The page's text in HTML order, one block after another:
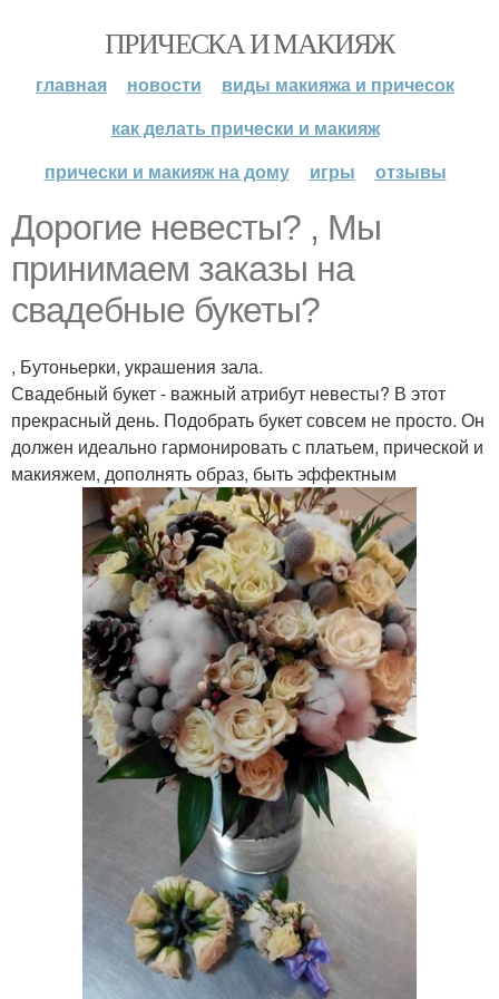
ПРИЧЕСКА И МАКИЯЖ
главная новости
виды макияжа и причесок
как делать прически и макияж
прически и макияж на дому
игры отзывы
Дорогие невесты? , Мы
принимаем заказы на
свадебные букеты?
, Бутоньерки, украшения зала.
Свадебный букет - важный атрибут невесты? В этот
прекрасный день. Подобрать букет совсем не просто. Он
должен идеально гармонировать с платьем, прической и
макияжем, дополнять образ, быть эффектным